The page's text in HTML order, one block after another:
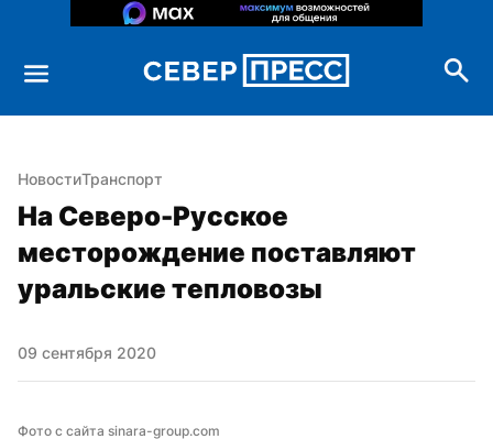
НовостиТранспорт
На Северо-Русское
месторождение поставляют
уральские тепловозы
09 сентября 2020
Фото с сайта sinara-group.com